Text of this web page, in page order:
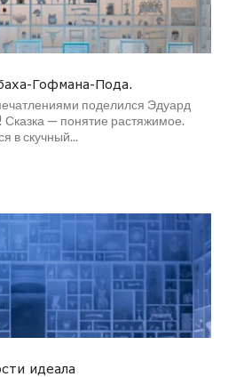
Гофмана-Пода.
поделился Эдуард
— понятие растяжимое.
в скучный...
идеала